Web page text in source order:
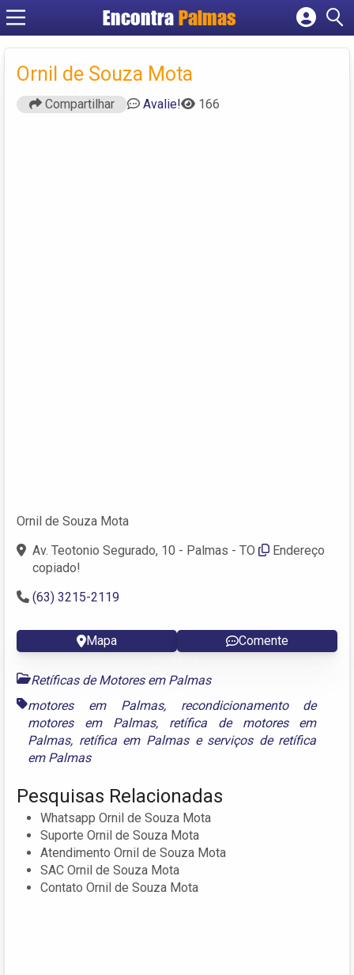
Encontra Palmas
Cadastrar empresa
Criar conta
Ornil de Souza Mota
Compartilhar Avalie! 166
Ornil de Souza Mota
Av. Teotonio Segurado, 10 - Palmas - TO
Endereço
copiado!
(63) 3215-2119
Mapa Comente
Retíficas de Motores em Palmas
motores em Palmas, recondicionamento de
motores em Palmas, retífica de motores em
Palmas, retífica em Palmase serviços de retífica
em Palmas
Pesquisas Relacionadas
Whatsapp Ornil de Souza Mota
Suporte Ornil de Souza Mota
Atendimento Ornil de Souza Mota
SAC Ornil de Souza Mota
Contato Ornil de Souza Mota